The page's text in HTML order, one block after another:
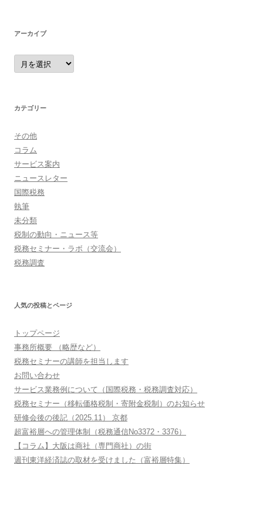
アーカイブ
カテゴリー
その他
コラム
サービス案内
ニュースレター
国際税務
執筆
未分類
税制の動向・ニュース等
税務セミナー・ラボ（交流会）
税務調査
人気の投稿とページ
トップページ
事務所概要 （略歴など）
税務セミナーの講師を担当します
お問い合わせ
サービス業務例について（国際税務・税務調査対応）
税務セミナー（移転価格税制・寄附金税制）のお知らせ
研修会後の後記（2025.11） 京都
超富裕層への管理体制（税務通信No3372・3376）
【コラム】大阪は商社（専門商社）の街
週刊東洋経済誌の取材を受けました（富裕層特集）